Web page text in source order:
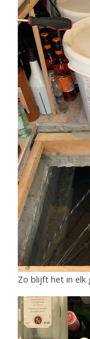
Zo blijft het in elk